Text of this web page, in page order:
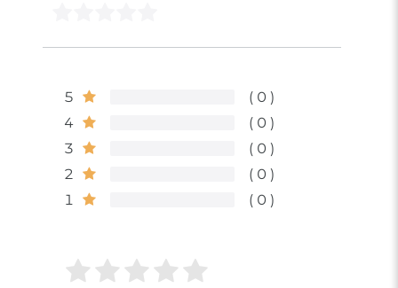
5
0
4
0
3
0
2
0
1
0
Bewertungssterne
4
3
2
1